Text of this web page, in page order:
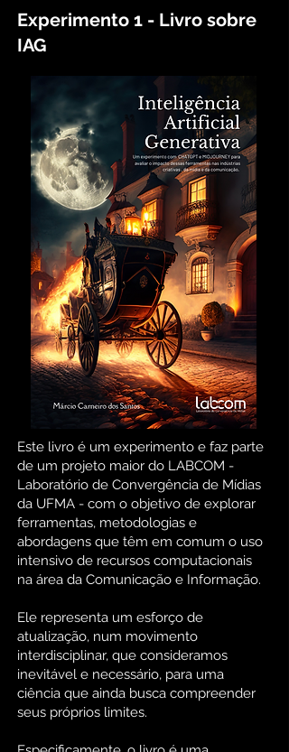
Experimento 1 - Livro sobre
IAG
Este livro é um experimento e faz parte
de um projeto maior do LABCOM -
Laboratório de Convergência de Mídias
da UFMA - com o objetivo de explorar
ferramentas, metodologias e
abordagens que têm em comum o uso
intensivo de recursos computacionais
na área da Comunicação e Informação.
Ele representa um esforço de
atualização, num movimento
interdisciplinar, que consideramos
inevitável e necessário, para uma
ciência que ainda busca compreender
seus próprios limites.